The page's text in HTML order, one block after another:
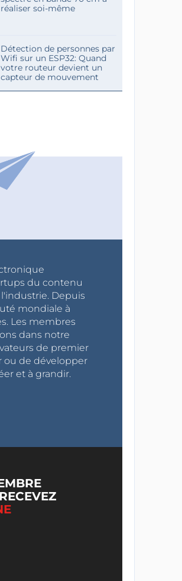
réaliser soi-même
Détection de personnes par
Wifi sur un ESP32: Quand
votre routeur devient un
capteur de mouvement
du contenu
Depuis
mondiale à
Les membres
dans notre
de premier
ou de développer
et à grandir.